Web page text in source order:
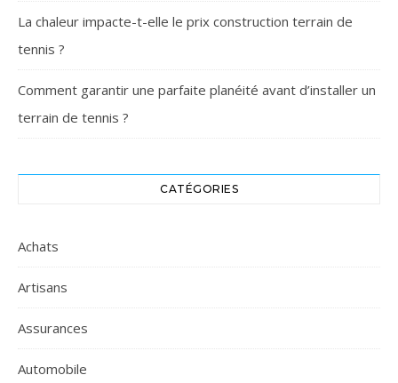
La chaleur impacte-t-elle le prix construction terrain de
tennis ?
Comment garantir une parfaite planéité avant d’installer un
terrain de tennis ?
CATÉGORIES
Achats
Artisans
Assurances
Automobile